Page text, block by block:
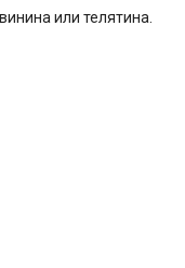
или телятина.